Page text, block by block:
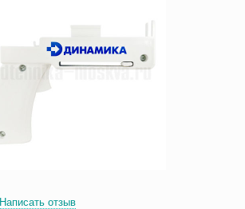
Написать отзыв